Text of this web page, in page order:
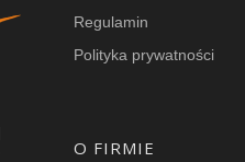
Regulamin
Polityka prywatności
O FIRMIE